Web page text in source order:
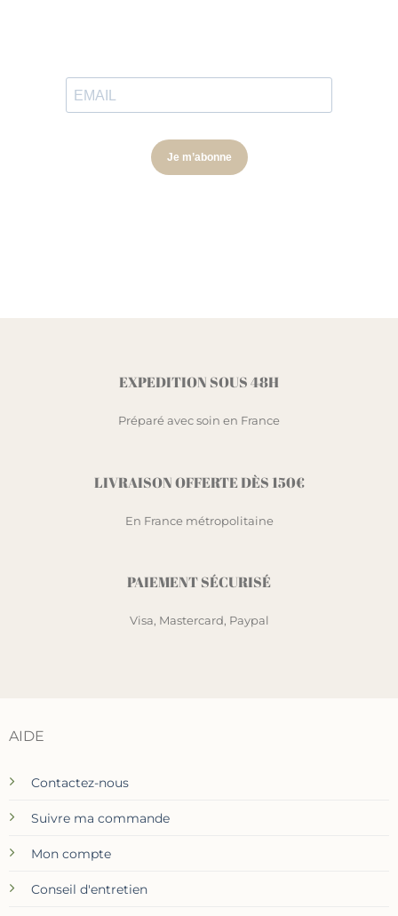
EXPEDITION SOUS 48H
Préparé avec soin en France
LIVRAISON OFFERTE DÈS 150€
En France métropolitaine
PAIEMENT SÉCURISÉ
Visa, Mastercard, Paypal
AIDE
Contactez-nous
Suivre ma commande
Mon compte
Conseil d'entretien